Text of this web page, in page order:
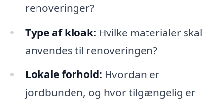
renoveringer?
Type af kloak: Hvilke materialer skal
anvendes til renoveringen?
Lokale forhold: Hvordan er
jordbunden, og hvor tilgængelig er